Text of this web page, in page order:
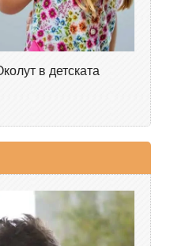
в детската